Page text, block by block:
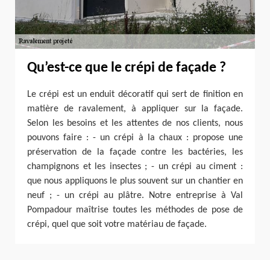
Qu’est-ce que le crépi de façade ?
Le crépi est un enduit décoratif qui sert de finition en
matière de ravalement, à appliquer sur la façade.
Selon les besoins et les attentes de nos clients, nous
pouvons faire : - un crépi à la chaux : propose une
préservation de la façade contre les bactéries, les
champignons et les insectes ; - un crépi au ciment :
que nous appliquons le plus souvent sur un chantier en
neuf ; - un crépi au plâtre. Notre entreprise à Val
Pompadour maîtrise toutes les méthodes de pose de
crépi, quel que soit votre matériau de façade.